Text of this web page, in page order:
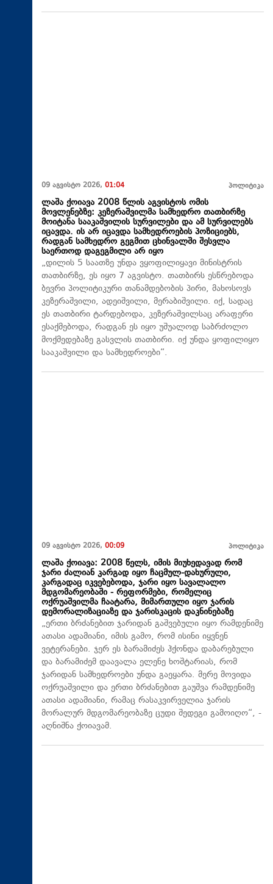
09 აგვისტო 2026, 01:04 პოლიტიკა
ლაშა ქოიავა 2008 წლის აგვისტოს ომის
მოვლენებზე: კეზერაშვილმა სამხედრო თათბირზე
მოიტანა სააკაშვილის სურვილები და ამ სურვილებს
იცავდა. ის არ იცავდა სამხედროების პოზიციებს,
რადგან სამხედრო გეგმით ცხინვალში შესვლა
საერთოდ დაგეგმილი არ იყო
„დილის 5 საათზე უნდა ვყოფილიყავი მინისტრის
თათბირზე, ეს იყო 7 აგვისტო. თათბირს ესწრებოდა
ბევრი პოლიტიკური თანამდებობის პირი, მახოსოვს
კეზერაშვილი, ადეიშვილი, მერაბიშვილი. იქ, სადაც
ეს თათბირი ტარდებოდა, კეზერაშვილსაც არაფერი
ესაქმებოდა, რადგან ეს იყო უშუალოდ საბრძოლო
მოქმედებაზე გასვლის თათბირი. იქ უნდა ყოფილიყო
სააკაშვილი და სამხედროები“.
09 აგვისტო 2026, 00:09 პოლიტიკა
ლაშა ქოიავა: 2008 წელს, იმის მიუხედავად რომ
ჯარი ძალიან კარგად იყო ჩაცმულ-დახურული,
კარგადაც იკვებებოდა, ჯარი იყო სავალალო
მდგომარეობაში - რეფორმები, რომელიც
ოქრუაშვილმა ჩაატარა, მიმართული იყო ჯარის
დემორალიზაციაზე და ჯარისკაცის დაკნინებაზე
„ერთი ბრძანებით ჯარიდან გაშვებული იყო რამდენიმე
ათასი ადამიანი, იმის გამო, რომ ისინი იყვნენ
ვეტერანები. ჯერ ეს ბარამიძეს ჰქონდა დაბარებული
და ბარამიძემ დაავალა ელენე ხოშტარიას, რომ
ჯარიდან სამხედროები უნდა გაეყარა. მერე მოვიდა
ოქრუაშვილი და ერთი ბრძანებით გაუშვა რამდენიმე
ათასი ადამიანი, რამაც რასაკვირველია ჯარის
მორალურ მდგომარეობაზე ცუდი შედეგი გამოიღო“, -
აღნიშნა ქოიავამ.